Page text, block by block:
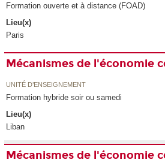
Formation ouverte et à distance (FOAD)
Lieu(x)
Paris
Mécanismes de l'économie
UNITÉ D’ENSEIGNEMENT
Formation hybride soir ou samedi
Lieu(x)
Liban
Mécanismes de l'économie